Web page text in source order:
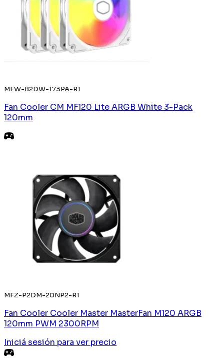
MFW-B2DW-173PA-R1
Fan Cooler CM MF120 Lite ARGB White 3-Pack
120mm
MFZ-P2DM-20NP2-R1
Fan Cooler Cooler Master MasterFan M120 ARGB
120mm PWM 2300RPM
Iniciá sesión para ver precio